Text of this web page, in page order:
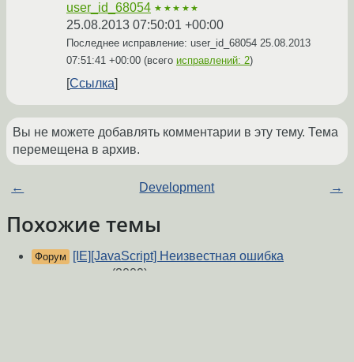
user_id_68054 ★★★★★
25.08.2013 07:50:01 +00:00
Последнее исправление: user_id_68054 25.08.2013
07:51:41 +00:00 (всего исправлений: 2)
Ссылка
Вы не можете добавлять комментарии в эту тему. Тема
перемещена в архив.
← Development →
Похожие темы
Форум
[IE][JavaScript] Неизвестная ошибка
(2009)